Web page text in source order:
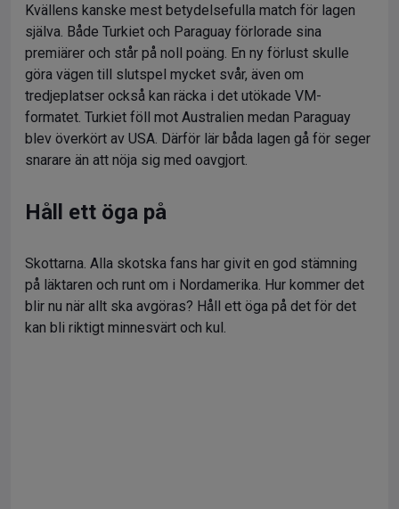
Kvällens kanske mest betydelsefulla match för lagen
själva. Både Turkiet och Paraguay förlorade sina
premiärer och står på noll poäng. En ny förlust skulle
göra vägen till slutspel mycket svår, även om
tredjeplatser också kan räcka i det utökade VM-
formatet. Turkiet föll mot Australien medan Paraguay
blev överkört av USA. Därför lär båda lagen gå för seger
snarare än att nöja sig med oavgjort.
Håll ett öga på
Skottarna. Alla skotska fans har givit en god stämning
på läktaren och runt om i Nordamerika. Hur kommer det
blir nu när allt ska avgöras? Håll ett öga på det för det
kan bli riktigt minnesvärt och kul.